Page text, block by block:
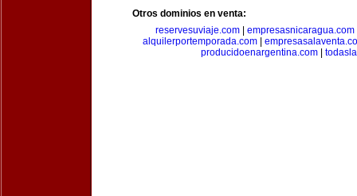
Otros dominios en venta:
reservesuviaje.com| empresasnicaragua.com
alquilerportemporada.com
producidoenargentina.com